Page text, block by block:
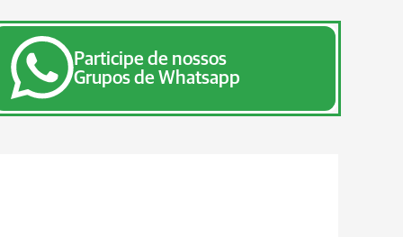
Participe de nossos
Grupos de Whatsapp